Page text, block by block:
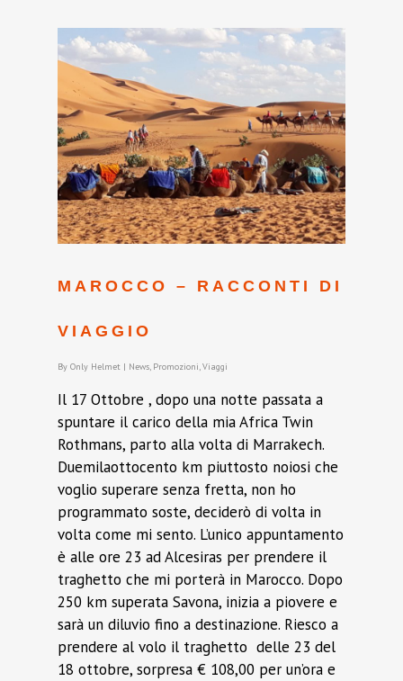
MAROCCO – RACCONTI DI
VIAGGIO
By Only Helmet | News, Promozioni,Viaggi
Il 17 Ottobre , dopo una notte passata a
spuntare il carico della mia Africa Twin
Rothmans, parto alla volta di Marrakech.
Duemilaottocento km piuttosto noiosi che
voglio superare senza fretta, non ho
programmato soste, deciderò di volta in
volta come mi sento. L’unico appuntamento
è alle ore 23 ad Alcesiras per prendere il
traghetto che mi porterà in Marocco. Dopo
250 km superata Savona, inizia a piovere e
sarà un diluvio fino a destinazione. Riesco a
prendere al volo il traghetto delle 23 del
18 ottobre, sorpresa € 108,00 per un’ora e